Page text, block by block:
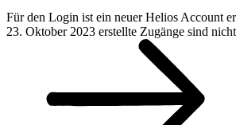
Für den Login ist ein neuer Helios Account
23. Oktober 2023 erstellte Zugänge sind